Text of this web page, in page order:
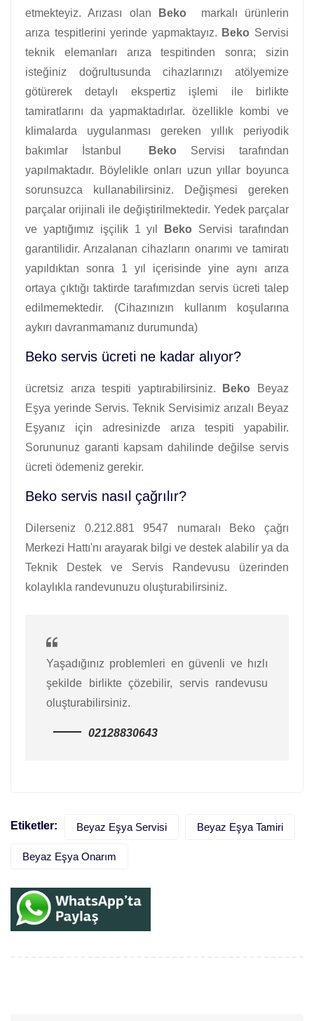
etmekteyiz. Arızası olan
Beko markalı ürünlerin
arıza tespitlerini yerinde yapmaktayız. Beko Servisi
teknik elemanları arıza tespitinden sonra; sizin
isteğiniz doğrultusunda cihazlarınızı atölyemize
götürerek detaylı ekspertiz işlemi ile birlikte
tamiratlarını da yapmaktadırlar. özellikle kombi ve
klimalarda uygulanması gereken yıllık periyodik
bakımlar İstanbul
Beko Servisi tarafından
yapılmaktadır. Böylelikle onları uzun yıllar boyunca
sorunsuzca kullanabilirsiniz. Değişmesi gereken
parçalar orijinali ile değiştirilmektedir. Yedek parçalar
ve yaptığımız işçilik 1 yıl
Beko Servisi tarafından
garantilidir. Arızalanan cihazların onarımı ve tamiratı
yapıldıktan sonra 1 yıl içerisinde yine aynı arıza
ortaya çıktığı taktirde tarafımızdan servis ücreti talep
edilmemektedir. (Cihazınızın kullanım koşularına
aykırı davranmamanız durumunda)
Beko servis ücreti ne kadar alıyor?
ücretsiz arıza tespiti yaptırabilirsiniz. Beko Beyaz
Eşya yerinde Servis. Teknik Servisimiz arızalı Beyaz
Eşyanız için adresinizde arıza tespiti yapabilir.
Sorununuz garanti kapsam dahilinde değilse servis
ücreti ödemeniz gerekir.
Beko servis nasıl çağrılır?
Dilerseniz 0.212.881 9547 numaralı Beko çağrı
Merkezi Hattı'nı arayarak bilgi ve destek alabilir ya da
Teknik Destek ve Servis Randevusu üzerinden
kolaylıkla randevunuzu oluşturabilirsiniz.
Yaşadığınız problemleri en güvenli ve hızlı
şekilde birlikte çözebilir, servis randevusu
oluşturabilirsiniz.
02128830643
Etiketler: Beyaz Eşya Servisi Beyaz Eşya Tamiri
Beyaz Eşya Onarım